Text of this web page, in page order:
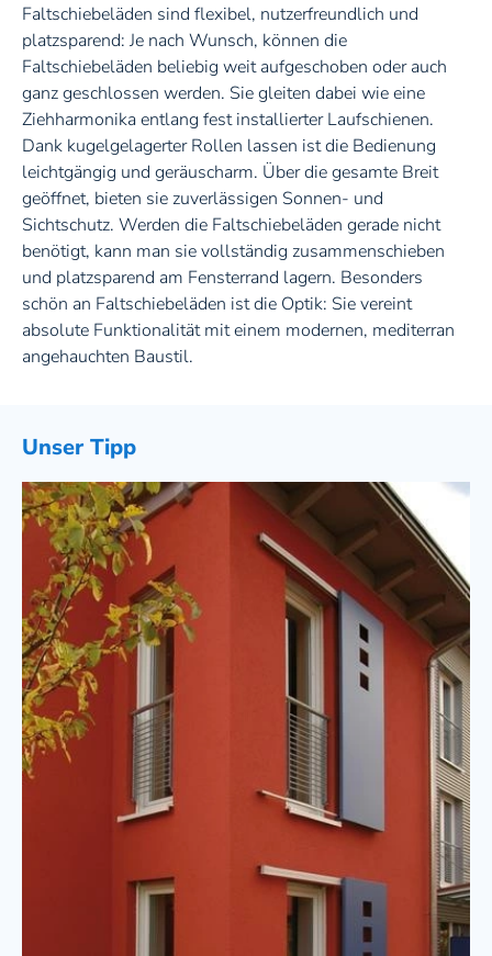
Faltschiebeläden sind flexibel, nutzerfreundlich und
platzsparend: Je nach Wunsch, können die
Faltschiebeläden beliebig weit aufgeschoben oder auch
ganz geschlossen werden. Sie gleiten dabei wie eine
Ziehharmonika entlang fest installierter Laufschienen.
Dank kugelgelagerter Rollen lassen ist die Bedienung
leichtgängig und geräuscharm. Über die gesamte Breit
geöffnet, bieten sie zuverlässigen Sonnen- und
Sichtschutz. Werden die Faltschiebeläden gerade nicht
benötigt, kann man sie vollständig zusammenschieben
und platzsparend am Fensterrand lagern. Besonders
schön an Faltschiebeläden ist die Optik: Sie vereint
absolute Funktionalität mit einem modernen, mediterran
angehauchten Baustil.